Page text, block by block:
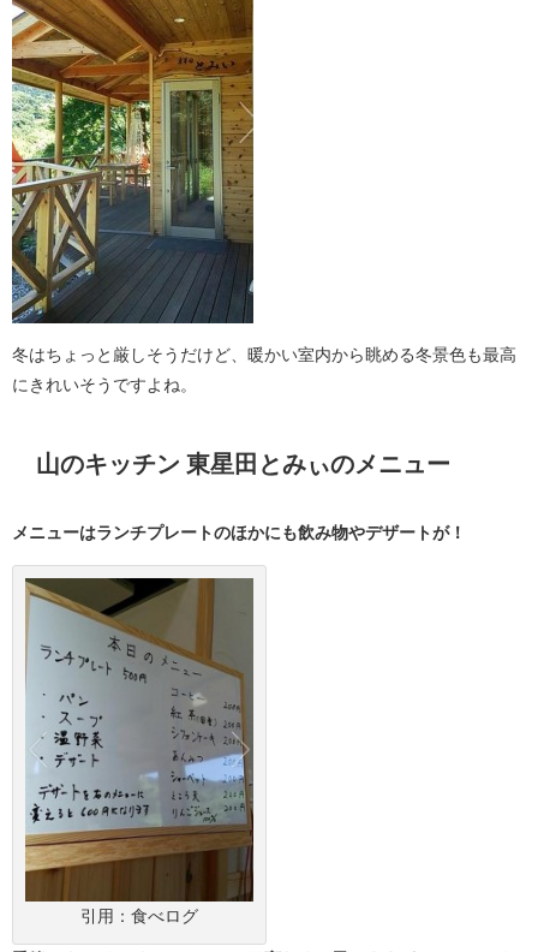
冬はちょっと厳しそうだけど、暖かい室内から眺める冬景色も最高
にきれいそうですよね。
山のキッチン 東星田とみぃのメニュー
メニューはランチプレートのほかにも飲み物やデザートが！
引用：食べログ